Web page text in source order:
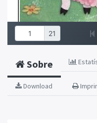
Sobre
Download